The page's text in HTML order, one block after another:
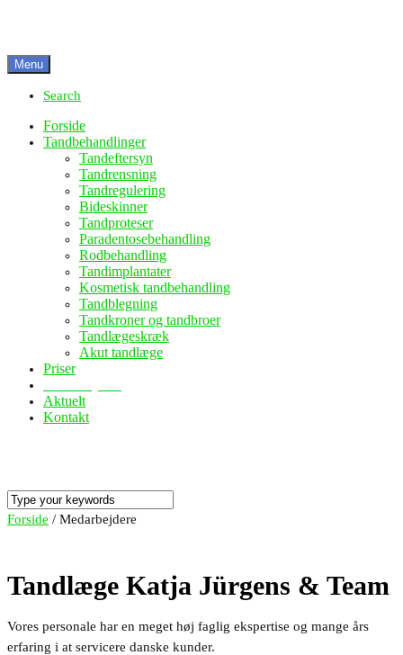
Menu
Search
Forside
Tandbehandlinger
Tandeftersyn
Tandrensning
Tandregulering
Bideskinner
Tandproteser
Paradentosebehandling
Rodbehandling
Tandimplantater
Kosmetisk tandbehandling
Tandblegning
Tandkroner og tandbroer
Tandlægeskræk
Akut tandlæge
Priser
Aktuelt
Kontakt
Forside / Medarbejdere
Tandlæge Katja Jürgens & Team
Vores personale har en meget høj faglig ekspertise og mange års
erfaring i at servicere danske kunder.